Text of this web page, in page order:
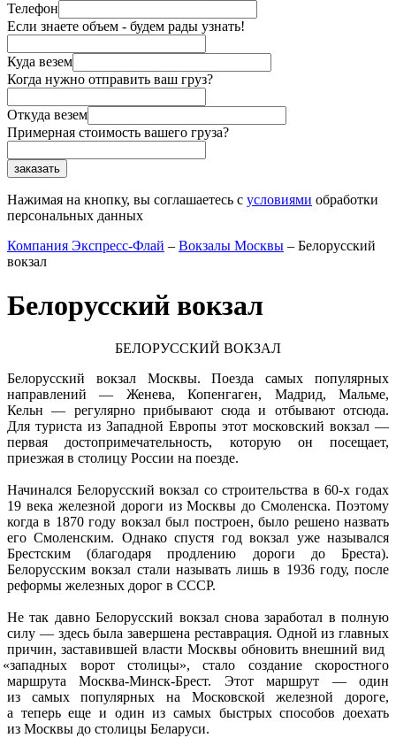
Телефон
Если знаете объем - будем рады узнать!
Куда везем
Когда нужно отправить ваш груз?
Откуда везем
Примерная стоимость вашего груза?
Нажимая на кнопку, вы соглашаетесь с условиями обработки
персональных данных
Компания Экспресс-Флай – Вокзалы Москвы – Белорусский
вокзал
Белорусский вокзал
БЕЛОРУССКИЙ ВОКЗАЛ
Белорусский вокзал Москвы. Поезда самых популярных
направлений — Женева, Копенгаген, Мадрид, Мальме,
Кельн — регулярно прибывают сюда и отбывают отсюда.
Для туриста из Западной Европы этот московский вокзал —
первая достопримечательность, которую он посещает,
приезжая в столицу России на поезде.
Начинался Белорусский вокзал со строительства в 60-х годах
19 века железной дороги из Москвы до Смоленска. Поэтому
когда в 1870 году вокзал был построен, было решено назвать
его Смоленским. Однако спустя год вокзал уже назывался
Брестским
(благодаря продлению дороги до Бреста).
Белорусским вокзал стали называть лишь в 1936 году, после
реформы железных дорог в СССР.
Не так давно Белорусский вокзал снова заработал в полную
силу — здесь была завершена реставрация. Одной из главных
причин, заставившей власти Москвы обновить внешний вид
«западных ворот столицы», стало создание скоростного
маршрута Москва-Минск-Брест. Этот маршрут — один
из самых популярных на Московской железной дороге,
а теперь еще и один из самых быстрых способов доехать
из Москвы до столицы Беларуси.